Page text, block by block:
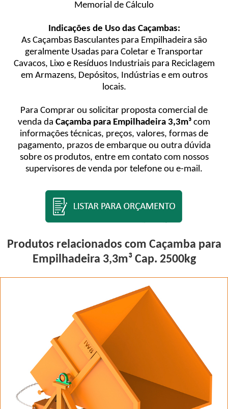
Memorial de Cálculo
Indicações de Uso das Caçambas:
As Caçambas Basculantes para Empilhadeira são
geralmente Usadas para Coletar e Transportar
Cavacos, Lixo e Resíduos Industriais para Reciclagem
em Armazens, Depósitos, Indústrias e em outros
locais.
Para Comprar ou solicitar proposta comercial de
venda da Caçamba para Empilhadeira 3,3m³ com
informações técnicas, preços, valores, formas de
pagamento, prazos de embarque ou outra dúvida
sobre os produtos, entre em contato com nossos
supervisores de venda por telefone ou e-mail.
Produtos relacionados com Caçamba para
Empilhadeira 3,3m³ Cap. 2500kg